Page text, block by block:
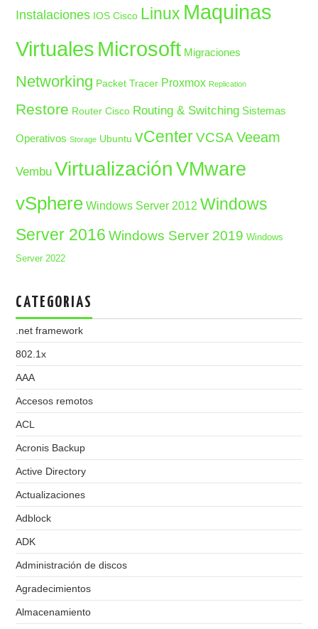
Instalaciones IOS Cisco Linux Maquinas
Virtuales Microsoft Migraciones
Networking Packet Tracer Proxmox Replication
Restore Router Cisco Routing & Switching Sistemas
Operativos Storage Ubuntu vCenter VCSA Veeam
Vembu Virtualización VMware
vSphere Windows Server 2012 Windows
Server 2016 Windows Server 2019 Windows
Server 2022
CATEGORIAS
.net framework
802.1x
AAA
Accesos remotos
ACL
Acronis Backup
Active Directory
Actualizaciones
Adblock
ADK
Administración de discos
Agradecimientos
Almacenamiento